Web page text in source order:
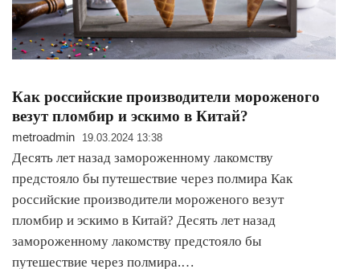
Как российские производители мороженого
везут пломбир и эскимо в Китай?
metroadmin 19.03.2024 13:38
Десять лет назад замороженному лакомству
предстояло бы путешествие через полмира Как
российские производители мороженого везут
пломбир и эскимо в Китай? Десять лет назад
замороженному лакомству предстояло бы
путешествие через полмира.…